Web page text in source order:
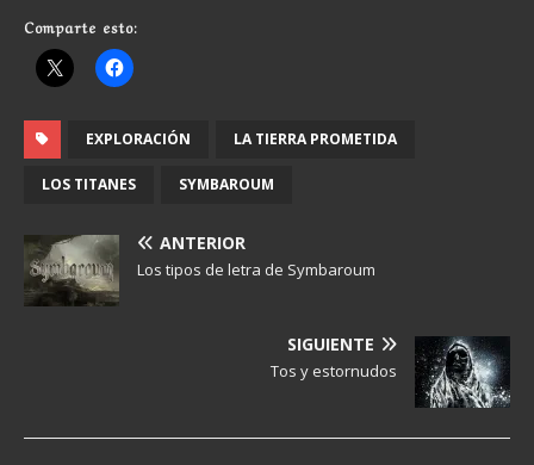
Comparte esto:
EXPLORACIÓN LA TIERRA PROMETIDA
LOS TITANES SYMBAROUM
ANTERIOR
Los tipos de letra de Symbaroum
SIGUIENTE
Tos y estornudos